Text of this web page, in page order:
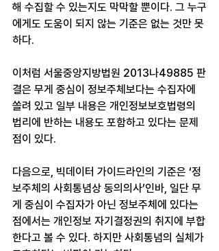
해 수집할 수 있는지도 막막할 뿐이다. 그 누구
에게도 도움이 되지 않는 기준은 없는 것만 못
하다.
이처럼 서울중앙지방법원 2013나49885 판
결은 무게 중심이 정보주체보다는 수집자에
쏠려 있고 일부 내용은 개인정보보호법령의
법리에 반하는 내용도 포함하고 있다는 문제
점이 있다.
다음으로, 빅데이터 가이드라인의 기준은 ‘정
보주체의 사회통념상 동의의사’인바, 일단 무
게 중심이 수집자가 아닌 정보주체에 있다는
점에서는 개인정보 자기결정권의 취지에 부합
한다고 볼 수 있다. 하지만 사회통념의 실체가